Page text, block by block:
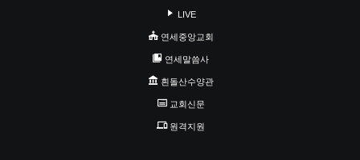
LIVE
연세중앙교회
연세말씀사
흰돌산수양관
교회신문
원격지원